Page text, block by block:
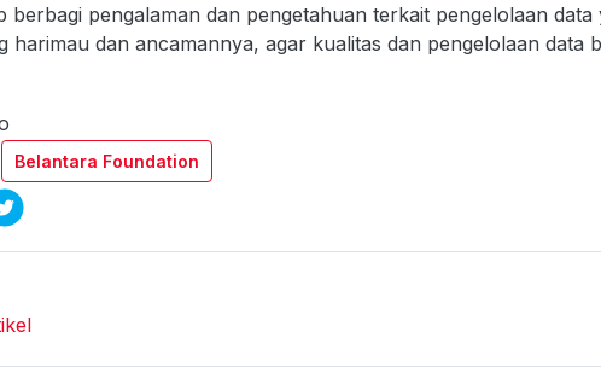
berbagi pengalaman dan pengetahuan terkait pengelolaan data
harimau dan ancamannya, agar kualitas dan pengelolaan data
Belantara Foundation